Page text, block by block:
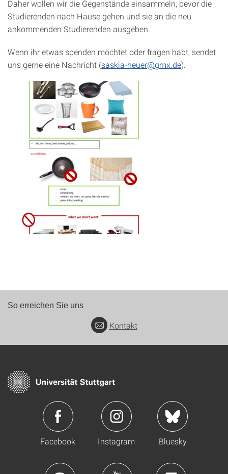
Daher wollen wir die Gegenstände einsammeln, bevor die
Studierenden nach Hause gehen und sie an die neu
ankommenden Studierenden ausgeben.
Wenn ihr etwas spenden möchtet oder fragen habt, sendet
uns gerne eine Nachricht (saskia-heuer@gmx.de).
So erreichen Sie uns
Kontakt
Facebook Instagram Bluesky